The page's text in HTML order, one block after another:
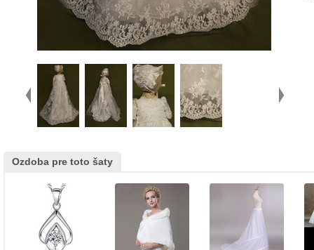
Ozdoba pre toto šaty